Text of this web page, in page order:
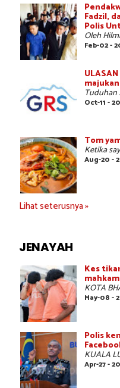
Fadzil,
Polis
Oleh
Feb-02 -
Tuduhan
Oct-11 -
Tom
Ketika
Aug-20 -
Lihat seterusnya »
JENAYAH
Kes
KOTA
May-08 -
Polis
KUALA
Apr-27 -